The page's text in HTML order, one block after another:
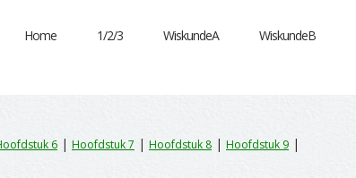
Home 1/2/3 WiskundeA WiskundeB
6 | Hoofdstuk 7 | Hoofdstuk 8 | Hoofdstuk 9 |